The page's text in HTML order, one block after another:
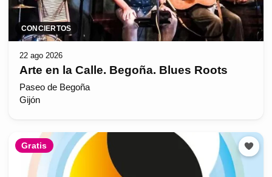
CONCIERTOS
22 ago 2026
Arte en la Calle. Begoña. Blues Roots
Paseo de Begoña
Gijón
Gratis